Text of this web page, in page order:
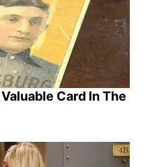
Card In The